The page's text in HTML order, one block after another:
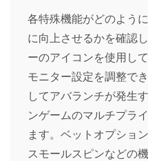
各特殊機能がどのよう
に向上させるかを確認
ーのアイコンを使用し
モニター設定を調整で
してアバランチが発生
ンゲームのマルチプラ
ます。ベットオプショ
スモールスピンなどの